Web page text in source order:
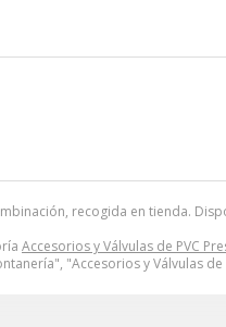
recogida en tienda.
Accesorios y Válvulas de PVC
"Accesorios y Válvulas de